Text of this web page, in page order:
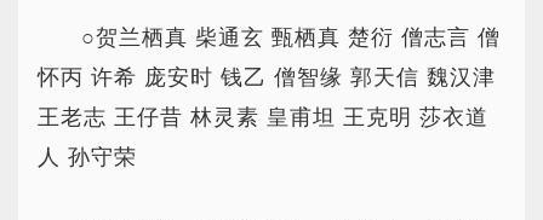
○贺兰栖真 柴通玄 甄栖真 楚衍 僧志言 僧
怀丙 许希 庞安时 钱乙 僧智缘 郭天信 魏汉津
王老志 王仔昔 林灵素 皇甫坦 王克明 莎衣道
人 孙守荣